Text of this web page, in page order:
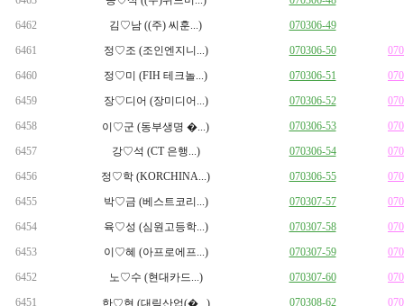
6462
김♡남 ((주) 씨훈...)
070306-49
6461
정♡조 (조인엔지니...) 070306-50
6460
정♡미 (FIH 테크놀...) 070306-51
6459
장♡디어 (장미디어...) 070306-52
6458
이♡군 (동부생명 �...) 070306-53
6457
강♡석 (CT 은행...) 070306-54
6456
정♡학 (KORCHINA...) 070306-55
6455
박♡금 (베스트코리...) 070307-57
6454
육♡성 (심원고등학...) 070307-58
6453
이♡혜 (아프로에프...) 070307-59
6452
노♡수 (현대카드...) 070307-60
6451
한♡현 (대림산업(�...) 070308-62